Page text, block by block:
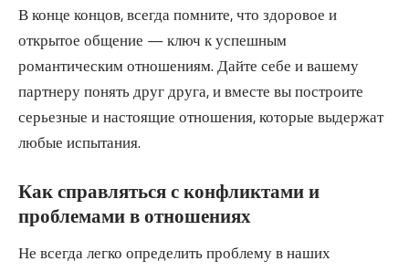
В конце концов, всегда помните, что здоровое и
открытое общение — ключ к успешным
романтическим отношениям. Дайте себе и вашему
партнеру понять друг друга, и вместе вы построите
серьезные и настоящие отношения, которые выдержат
любые испытания.
Как справляться с конфликтами и
проблемами в отношениях
Не всегда легко определить проблему в наших